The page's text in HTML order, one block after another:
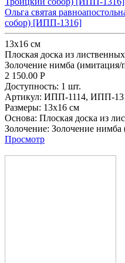
Ольга святая
собор) [ИПП-1316]
13x16 см
Плоская доска из
Золочение нимба (имитация/
2 150.00 Р
Доступность: 1 шт.
Артикул: ИПП-1114, ИПП-
Размеры: 13x16 см
Основа: Плоская доска из
Золочение: Золочение нимба
Просмотр